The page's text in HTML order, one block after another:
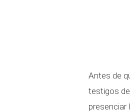
Antes de
testigos
presenciar